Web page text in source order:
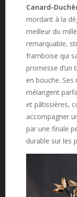
Canard-
mordant à la
meilleur du
remarquable,
framboise qui
promesse d’un
en bouche.
mélangent
et pâtissières,
accompagner
par une finale
durable sur les